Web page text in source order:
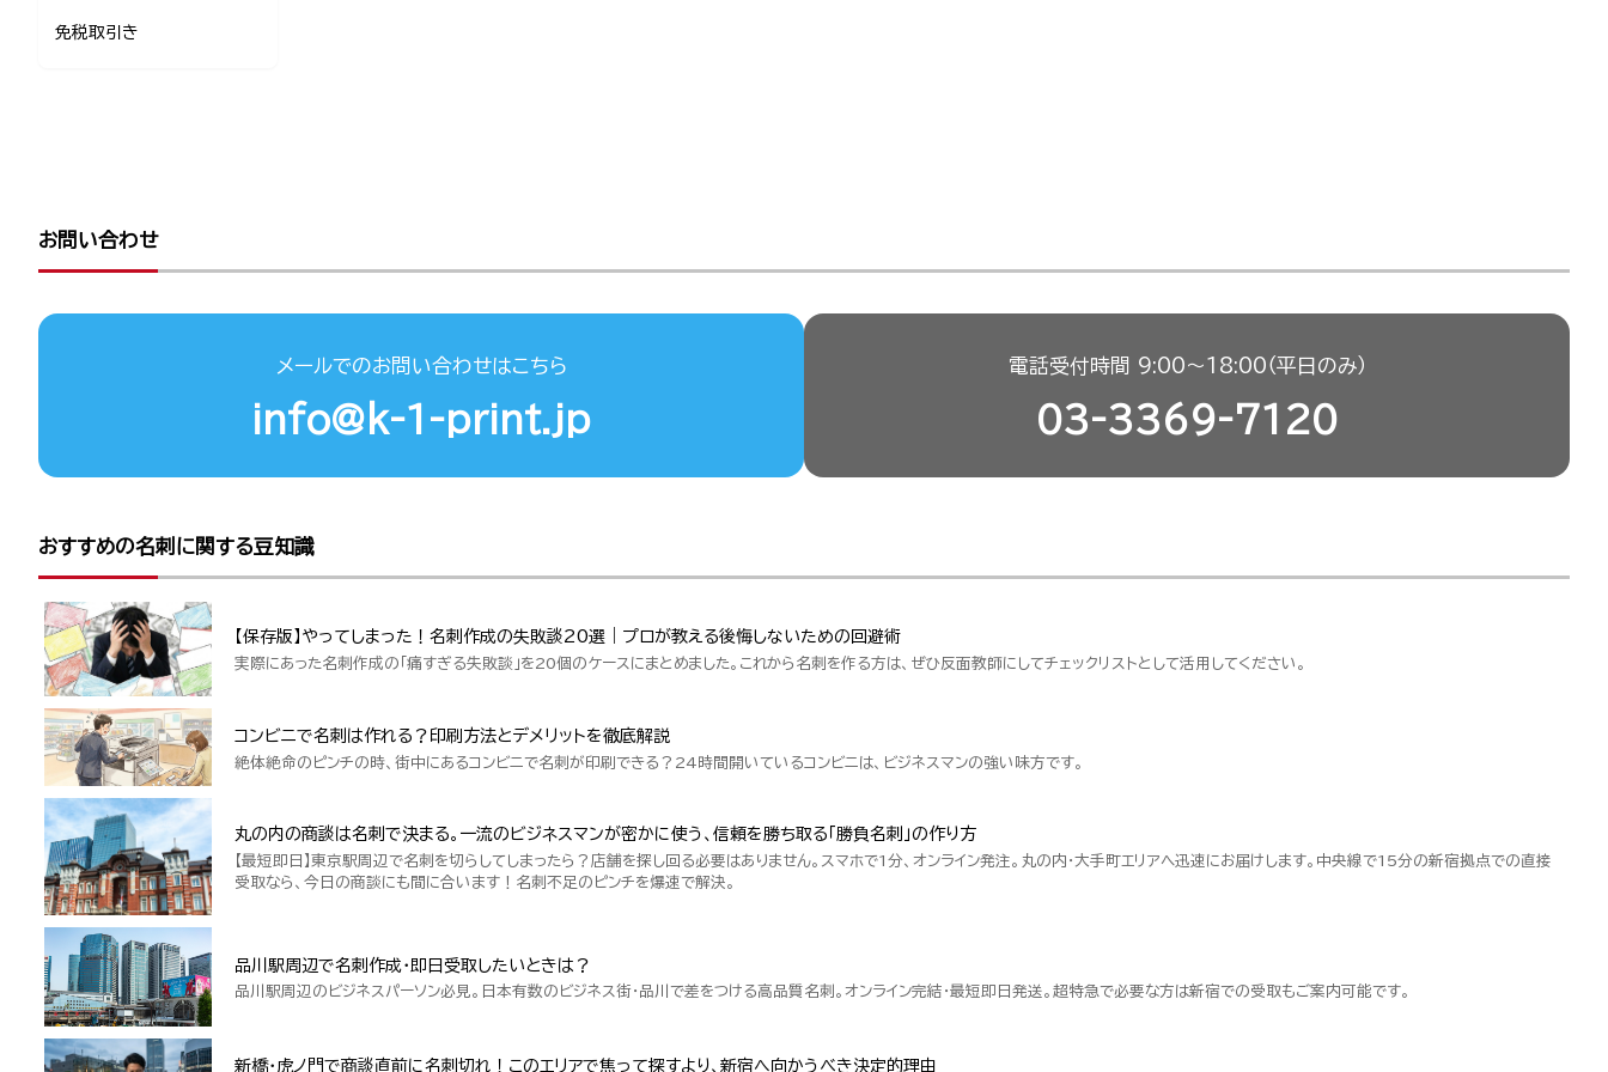
免税取引き
お問い合わせ
メールでのお問い合わせはこちら
info@k-1-print.jp
電話受付時間 9:00〜18:00（平日のみ）
03-3369-7120
おすすめの名刺に関する豆知識
【保存版】やってしまった！名刺作成の失敗談20選｜プロが教える後悔しないための回避術
実際にあった名刺作成の「痛すぎる失敗談」を20個のケースにまとめました。これから名刺を作る方は、ぜひ反面教師にしてチェックリストとして活用してください。
コンビニで名刺は作れる？印刷方法とデメリットを徹底解説
絶体絶命のピンチの時、街中にあるコンビニで名刺が印刷できる？24時間開いているコンビニは、ビジネスマンの強い味方です。
丸の内の商談は名刺で決まる。一流のビジネスマンが密かに使う、信頼を勝ち取る「勝負名刺」の作り方
【最短即日】東京駅周辺で名刺を切らしてしまったら？店舗を探し回る必要はありません。スマホで1分、オンライン発注。丸の内・大手町エリアへ迅速にお届けします。中央線で15分の新宿拠点での直接
受取なら、今日の商談にも間に合います！名刺不足のピンチを爆速で解決。
品川駅周辺で名刺作成・即日受取したいときは？
品川駅周辺のビジネスパーソン必見。日本有数のビジネス街・品川で差をつける高品質名刺。オンライン完結・最短即日発送。超特急で必要な方は新宿での受取もご案内可能です。
新橋・虎ノ門で商談直前に名刺切れ！このエリアで焦って探すより、新宿へ向かうべき決定的理由